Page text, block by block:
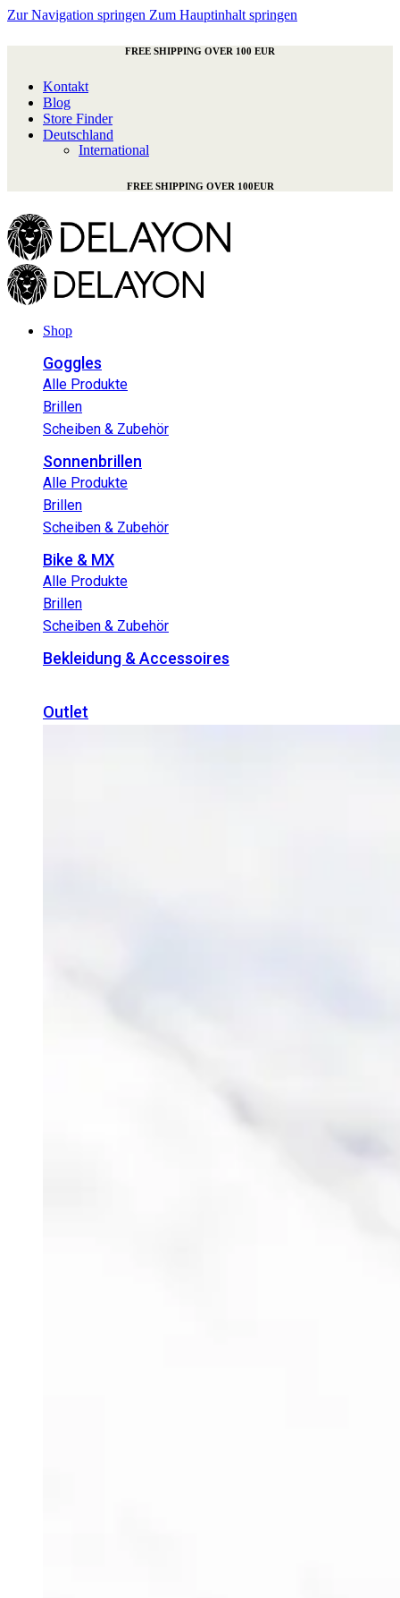
Zur Navigation springen Zum Hauptinhalt springen
FREE SHIPPING OVER 100 EUR
Kontakt
Blog
Store Finder
Deutschland
International
FREE SHIPPING OVER 100EUR
Shop
Goggles
Alle Produkte
Brillen
Scheiben & Zubehör
Sonnenbrillen
Alle Produkte
Brillen
Scheiben & Zubehör
Bike & MX
Alle Produkte
Brillen
Scheiben & Zubehör
Bekleidung & Accessoires
Outlet